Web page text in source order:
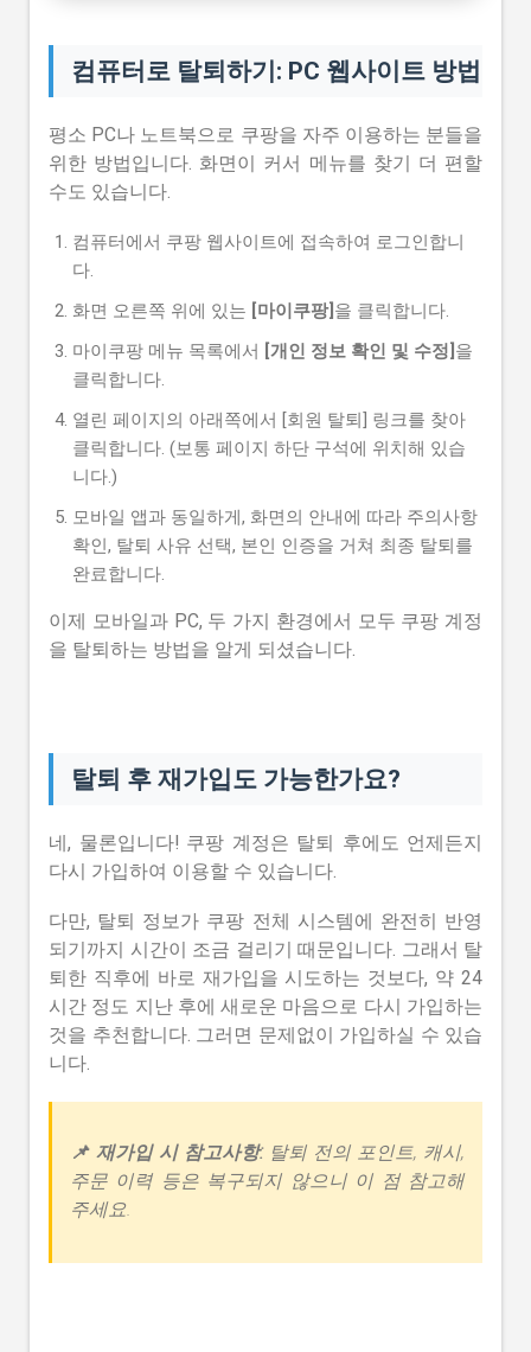
컴퓨터로 탈퇴하기: PC 웹사이트 방법
평소 PC나 노트북으로 쿠팡을 자주 이용하는 분들을
위한 방법입니다. 화면이 커서 메뉴를 찾기 더 편할
수도 있습니다.
컴퓨터에서 쿠팡 웹사이트에 접속하여 로그인합니
다.
화면 오른쪽 위에 있는 [마이쿠팡] 을 클릭합니다.
마이쿠팡 메뉴 목록에서 [개인 정보 확인 및 수정] 을
클릭합니다.
열린 페이지의 아래쪽에서 [회원 탈퇴] 링크를 찾아
클릭합니다. (보통 페이지 하단 구석에 위치해 있습
니다.)
모바일 앱과 동일하게, 화면의 안내에 따라 주의사항
확인, 탈퇴 사유 선택, 본인 인증을 거쳐 최종 탈퇴를
완료합니다.
이제 모바일과 PC, 두 가지 환경에서 모두 쿠팡 계정
을 탈퇴하는 방법을 알게 되셨습니다.
탈퇴 후 재가입도 가능한가요?
네, 물론입니다! 쿠팡 계정은 탈퇴 후에도 언제든지
다시 가입하여 이용할 수 있습니다.
다만, 탈퇴 정보가 쿠팡 전체 시스템에 완전히 반영
되기까지 시간이 조금 걸리기 때문입니다. 그래서 탈
퇴한 직후에 바로 재가입을 시도하는 것보다, 약 24
시간 정도 지난 후에 새로운 마음으로 다시 가입하는
것을 추천합니다. 그러면 문제없이 가입하실 수 있습
니다.
📌 재가입 시 참고사항:탈퇴 전의 포인트, 캐시,
주문 이력 등은 복구되지 않으니 이 점 참고해
주세요.